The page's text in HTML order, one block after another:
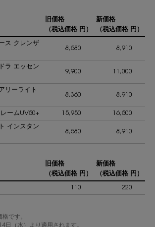
旧価格
（税込価格 円）
新価格
（税込価格 円）
ス クレンザ
8,580 8,910
ラ エッセン
9,900 11,000
リーライト
8,360 8,910
ームUV50+ 15,950 16,500
インスタン
8,580 8,910
旧価格
（税込価格 円）
新価格
（税込価格 円）
110 220
です。
日（水）より適用されます。